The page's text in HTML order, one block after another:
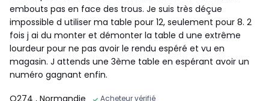
embouts pas en face des trous. Je suis très déçue
impossible d utiliser ma table pour 12, seulement pour 8. 2
fois j ai du monter et démonter la table d une extrême
lourdeur pour ne pas avoir le rendu espéré et vu en
magasin. J attends une 3ème table en espérant avoir un
numéro gagnant enfin.
O274 , Normandie Acheteur vérifié